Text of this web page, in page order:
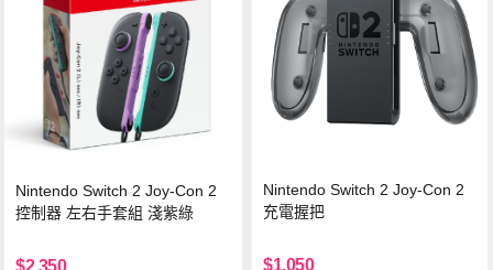
Nintendo Switch 2 Joy-Con 2
控制器 左右手套組 淺紫綠
$2,350
Nintendo Switch 2 Joy-Con 2
充電握把
$1,050